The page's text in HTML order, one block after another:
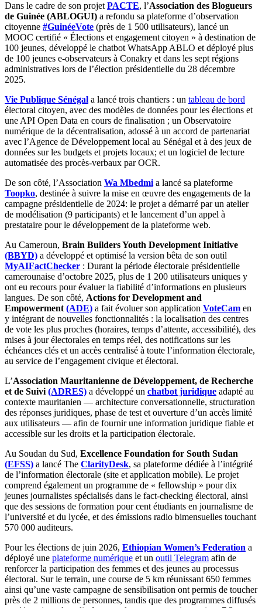
Dans le cadre de son projet PACTE, l’Association des Blogueurs
de Guinée (ABLOGUI) a refondu sa plateforme d’observation
citoyenne #GuinéeVote (près de 1 500 utilisateurs), lancé un
MOOC certifié « Élections et engagement citoyen » à destination de
100 jeunes, développé le chatbot WhatsApp ABLO et déployé plus
de 100 jeunes e-observateurs à Conakry et dans les sept régions
administratives lors de l’élection présidentielle du 28 décembre
2025.
Vie Publique Sénégal a lancé trois chantiers : un tableau de bord
électoral citoyen, avec des modèles de données pour les élections et
une API Open Data en cours de finalisation ; un Observatoire
numérique de la décentralisation, adossé à un accord de partenariat
avec l’Agence de Développement local au Sénégal et à des jeux de
données sur les budgets et projets locaux; et un logiciel de lecture
automatisée des procès-verbaux par OCR.
De son côté, l’Association Wa Mbedmi a lancé sa plateforme
Toopko, destinée à suivre la mise en œuvre des engagements de la
campagne présidentielle de 2024: le projet a démarré par un atelier
de modélisation (9 participants) et le lancement d’un appel à
prestataire pour le développement de la plateforme web.
Au Cameroun, Brain Builders Youth Development Initiative
(BBYD) a développé et optimisé la version bêta de son outil
MyAIFactChecker : Durant la période électorale présidentielle
camerounaise d’octobre 2025, plus de 1 200 utilisateurs uniques y
ont eu recours pour évaluer la fiabilité d’informations en plusieurs
langues. De son côté, Actions for Development and
Empowerment (ADE) a fait évoluer son application VoteCam en
y intégrant de nouvelles fonctionnalités : la localisation des centres
de vote les plus proches (horaires, temps d’attente, accessibilité), des
mises à jour électorales en temps réel, des notifications sur les
échéances clés et un accès centralisé à toute l’information électorale,
au service de l’engagement civique et électoral.
L’Association Mauritanienne de Développement, de Recherche
et de Suivi (ADRES) a développé un chatbot juridique adapté au
contexte mauritanien — architecture conversationnelle, structuration
des réponses juridiques, phase de test et ouverture d’un accès limité
aux utilisateurs — afin de fournir une information juridique fiable et
accessible sur les droits et la participation électorale.
Au Soudan du Sud, Excellence Foundation for South Sudan
(EFSS) a lancé The ClarityDesk, sa plateforme dédiée à l’intégrité
de l’information électorale (site et application mobile). Le projet
comprend également un programme de « fellowship » pour dix
jeunes journalistes spécialisés dans le fact-checking électoral, ainsi
que des sessions de formation pour cent étudiants en journalisme de
l’université et du lycée, et des émissions radio bimensuelles touchant
570 000 auditeurs.
Pour les élections de juin 2026, Ethiopian Women’s Federation a
déployé une plateforme numérique et un outil Telegram afin de
renforcer la participation des femmes et des jeunes au processus
électoral. Sur le terrain, une course de 5 km réunissant 650 femmes
ainsi qu’une vaste campagne de sensibilisation ont permis de toucher
près de 2 millions de personnes, tandis que des programmes diffusés